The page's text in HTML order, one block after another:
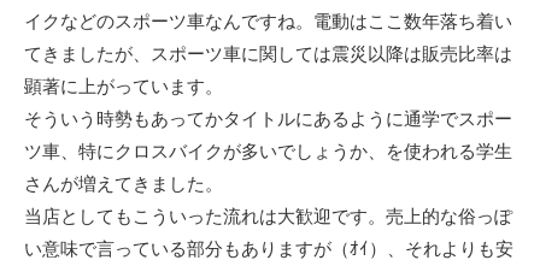
イクなどのスポーツ車なんですね。電動はここ数年落ち着い
てきましたが、スポーツ車に関しては震災以降は販売比率は
顕著に上がっています。
そういう時勢もあってかタイトルにあるように通学でスポー
ツ車、特にクロスバイクが多いでしょうか、を使われる学生
さんが増えてきました。
当店としてもこういった流れは大歓迎です。売上的な俗っぽ
い意味で言っている部分もありますが（ｵｲ）、それよりも安